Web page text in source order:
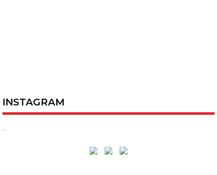
INSTAGRAM